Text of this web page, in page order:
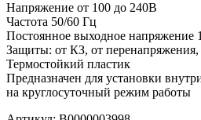
Напряжение от 100 до 240В
Частота 50/60 Гц
Постоянное выходное напряжение
Защиты: от КЗ, от перенапряжения,
Термостойкий пластик
Предназначен для установки
на круглосуточный режим работы